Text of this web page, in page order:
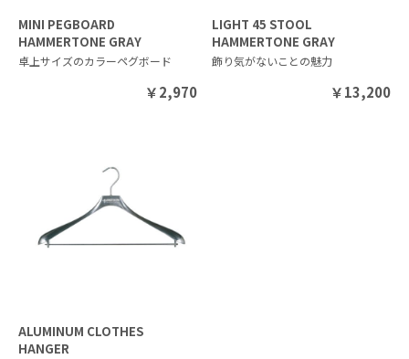
MINI PEGBOARD
HAMMERTONE GRAY
卓上サイズのカラーペグボード
￥2,970
LIGHT 45 STOOL
HAMMERTONE GRAY
飾り気がないことの魅力
￥13,200
ALUMINUM CLOTHES
HANGER